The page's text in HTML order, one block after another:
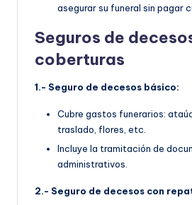
asegurar su funeral sin pagar
Seguros de
coberturas
1.- Seguro de decesos básico:
Cubre gastos funerarios:
traslado, flores, etc.
Incluye la tramitación de
administrativos.
2.- Seguro de decesos con